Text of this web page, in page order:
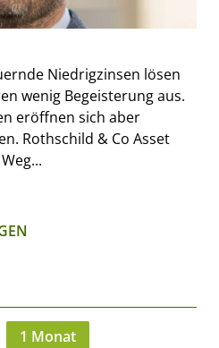
Niedrigzinsen lösen
wenig Begeisterung aus.
eröffnen sich aber
Rothschild & Co Asset
1 Monat